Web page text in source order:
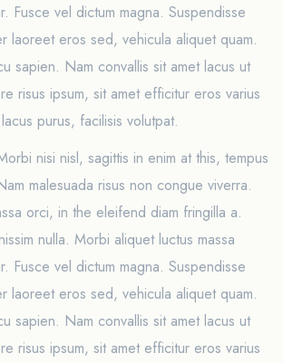
Fusce vel dictum magna. Suspendisse
laoreet eros sed, vehicula aliquet quam.
sapien. Nam convallis sit amet lacus ut
risus ipsum, sit amet efficitur eros varius
purus, facilisis volutpat.
nisi nisl, sagittis in enim at this, tempus
malesuada risus non congue viverra.
orci, in the eleifend diam fringilla a.
nulla. Morbi aliquet luctus massa
Fusce vel dictum magna. Suspendisse
laoreet eros sed, vehicula aliquet quam.
sapien. Nam convallis sit amet lacus ut
risus ipsum, sit amet efficitur eros varius